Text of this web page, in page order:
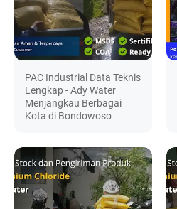
PAC Industrial Data Teknis
Lengkap - Ady Water
Menjangkau Berbagai
Kota di Bondowoso